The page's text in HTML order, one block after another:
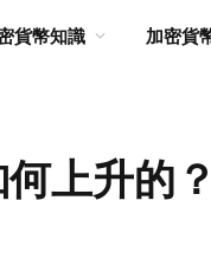
貨幣知識 加密貨
上升的？